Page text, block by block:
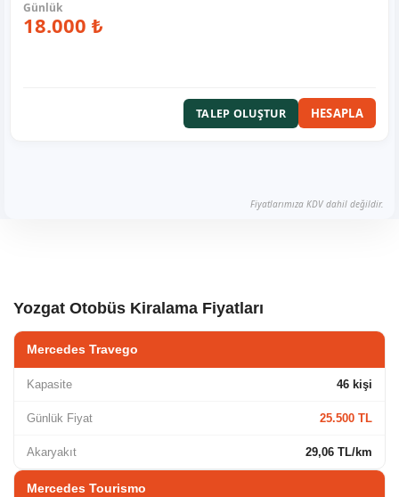
18.000 ₺
TALEP OLUŞTUR HESAPLA
Fiyatlarımıza KDV dahil değildir.
Yozgat Otobüs Kiralama Fiyatları
Mercedes Travego
Kapasite 46 kişi
Günlük Fiyat 25.500 TL
Akaryakıt 29,06 TL/km
Mercedes Tourismo